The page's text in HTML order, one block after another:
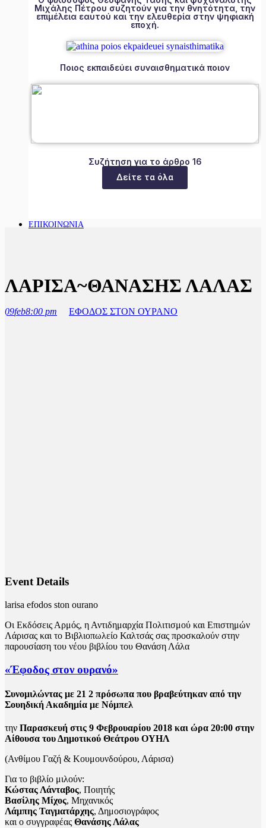
Μιχάλης Πέτρου συζητούν για την θνητότητα, την
επιμέλεια εαυτού και την ελευθερία στην ψηφιακή
εποχή.
Ποιος εκπαιδεύει συναισθηματικά ποιον
Συζήτηση για το άρθρο 16
Δείτε τα όλα
ΕΠΙΚΟΙΝΩΝΙΑ
ΛΑΡΙΣΑ~ΘΑΝΑΣΗΣ ΛΑΛΑΣ
09feb8:00 pm ΕΦΟΔΟΣ ΣΤΟΝ ΟΥΡΑΝΟ
Event Details
larisa efodos ston ourano
Οι Εκδόσεις Αρμός, η Αντιδημαρχία Πολιτισμού και Επιστημών
Λάρισας και το Βιβλιοπωλείο Καλτσάς σας προσκαλούν στην
παρουσίαση του νέου βιβλίου του Θανάση Λάλα
«Έφοδος στον ουρανό»
Συνομιλώντας με 21 2 πρόσωπα που βραβεύτηκαν από την
Σουηδική Ακαδημία με Νόμπελ
την Παρασκευή στις 9 Φεβρουαρίου 2018 και ώρα 20:00 στην
Αίθουσα του Δημοτικού Θεάτρου ΟΥΗΛ
(Ανθίμου Γαζή & Κουμουνδούρου, Λάρισα)
Για το βιβλίο μιλούν:
Κώστας Λάνταβος, Ποιητής
Βασίλης Μίχος, Μηχανικός
Λάμπης Ταγματάρχης, Δημοσιογράφος
και ο συγγραφέας Θανάσης Λάλας